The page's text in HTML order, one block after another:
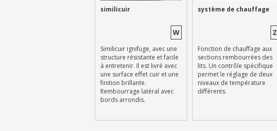
similicuir
W
Similicuir ignifuge, avec une
structure résistante et facile
à entretenir. Il est livré avec
une surface effet cuir et une
finition brillante.
Rembourrage latéral avec
bords arrondis.
système de chauffage
Z
Fonction de chauffage aux
sections rembourrées des
lits. Un contrôle spécifique
permet le réglage de deux
niveaux de température
différents.